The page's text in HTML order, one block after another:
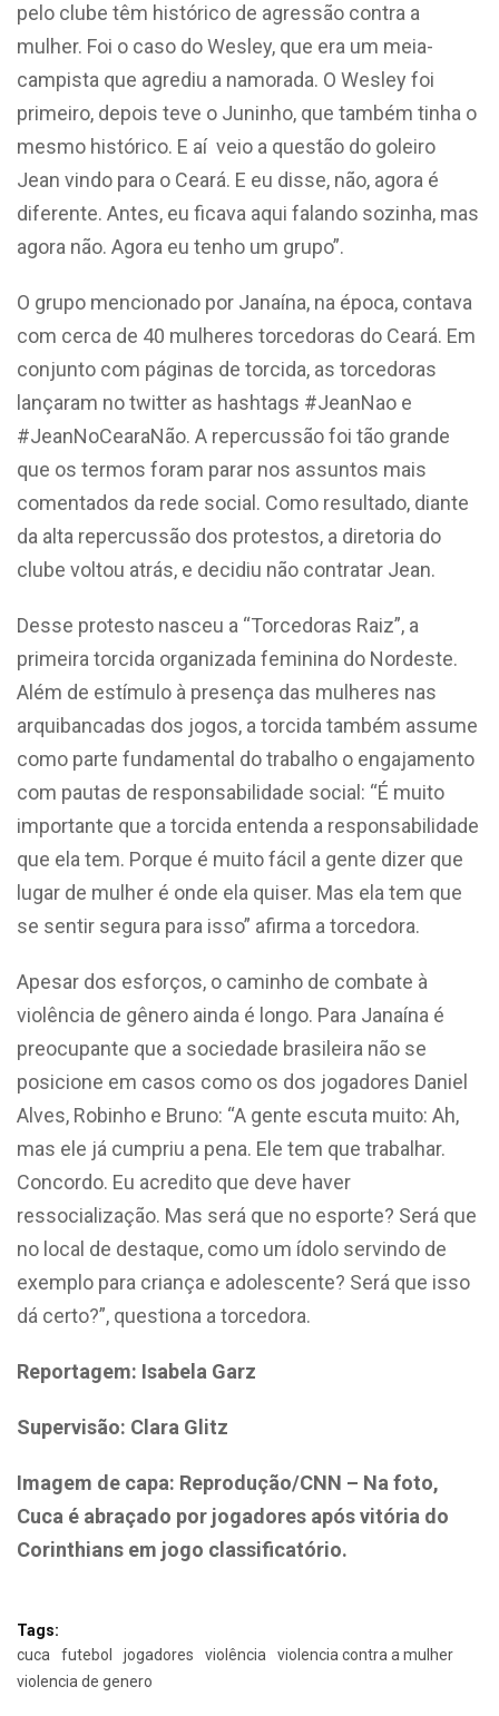
pelo clube têm histórico de agressão contra a
mulher. Foi o caso do Wesley, que era um meia-
campista que agrediu a namorada. O Wesley foi
primeiro, depois teve o Juninho, que também tinha o
mesmo histórico. E aí veio a questão do goleiro
Jean vindo para o Ceará. E eu disse, não, agora é
diferente. Antes, eu ficava aqui falando sozinha, mas
agora não. Agora eu tenho um grupo”.
O grupo mencionado por Janaína, na época, contava
com cerca de 40 mulheres torcedoras do Ceará. Em
conjunto com páginas de torcida, as torcedoras
lançaram no twitter as hashtags #JeanNao e
#JeanNoCearaNão. A repercussão foi tão grande
que os termos foram parar nos assuntos mais
comentados da rede social. Como resultado, diante
da alta repercussão dos protestos, a diretoria do
clube voltou atrás, e decidiu não contratar Jean.
Desse protesto nasceu a “Torcedoras Raiz”, a
primeira torcida organizada feminina do Nordeste.
Além de estímulo à presença das mulheres nas
arquibancadas dos jogos, a torcida também assume
como parte fundamental do trabalho o engajamento
com pautas de responsabilidade social: “É muito
importante que a torcida entenda a responsabilidade
que ela tem. Porque é muito fácil a gente dizer que
lugar de mulher é onde ela quiser. Mas ela tem que
se sentir segura para isso” afirma a torcedora.
Apesar dos esforços, o caminho de combate à
violência de gênero ainda é longo. Para Janaína é
preocupante que a sociedade brasileira não se
posicione em casos como os dos jogadores Daniel
Alves, Robinho e Bruno: “A gente escuta muito: Ah,
mas ele já cumpriu a pena. Ele tem que trabalhar.
Concordo. Eu acredito que deve haver
ressocialização. Mas será que no esporte? Será que
no local de destaque, como um ídolo servindo de
exemplo para criança e adolescente? Será que isso
dá certo?”, questiona a torcedora.
Reportagem: Isabela Garz
Supervisão: Clara Glitz
Imagem de capa: Reprodução/CNN – Na foto,
Cuca é abraçado por jogadores após vitória do
Corinthians em jogo classificatório.
Tags:
cuca
futebol jogadores violência
violencia contra a mulher
violencia de genero